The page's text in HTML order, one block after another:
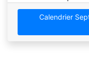
Calendrier